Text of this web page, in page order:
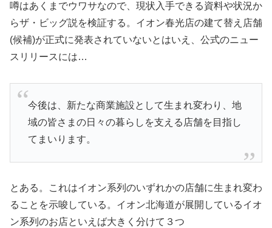
噂はあくまでウワサなので、現状入手できる資料や状況か
らザ・ビッグ説を検証する。イオン春光店の建て替え店舗
(候補)が正式に発表されていないとはいえ、公式のニュー
スリリースには…
今後は、新たな商業施設として生まれ変わり、地
域の皆さまの日々の暮らしを支える店舗を目指し
てまいります。
とある。これはイオン系列のいずれかの店舗に生まれ変わ
ることを示唆している。イオン北海道が展開しているイオ
ン系列のお店といえば大きく分けて３つ